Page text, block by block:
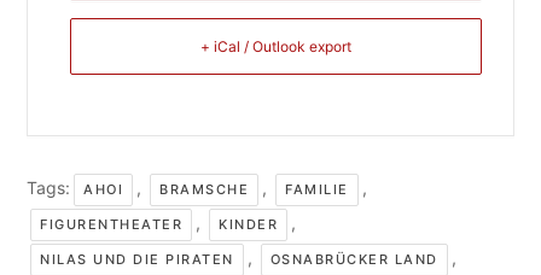
+ iCal / Outlook export
Tags: AHOI , BRAMSCHE , FAMILIE ,
FIGURENTHEATER , KINDER ,
NILAS UND DIE PIRATEN , OSNABRÜCKER LAND ,